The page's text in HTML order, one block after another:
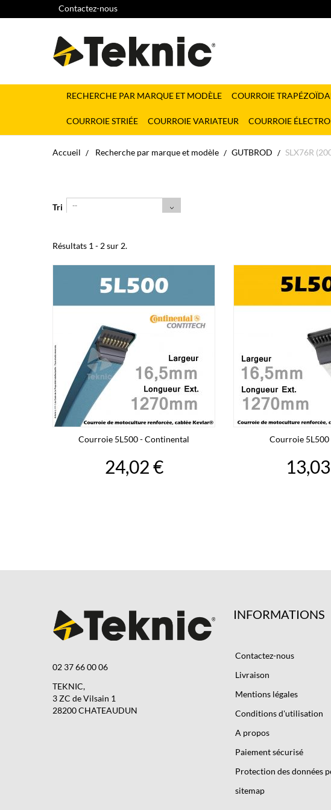
Contactez-nous
RECHERCHE PAR MARQUE ET MODÈLE COURROIE
COURROIE STRIÉE COURROIE VARIATEUR COURROIE
Accueil Recherche par marque et modèle GUTBROD SLX76R
Tri --
Résultats 1 - 2 sur 2.
Courroie 5L500 - Continental
24,02 €
Courroie 5L500
02 37 66 00 06
TEKNIC,
3 ZC de Vilsain 1
28200 CHATEAUDUN
INFORMATIONS
Contactez-nous
Livraison
Mentions légales
Conditions d'utilisation
A propos
Paiement sécurisé
Protection des données
sitemap